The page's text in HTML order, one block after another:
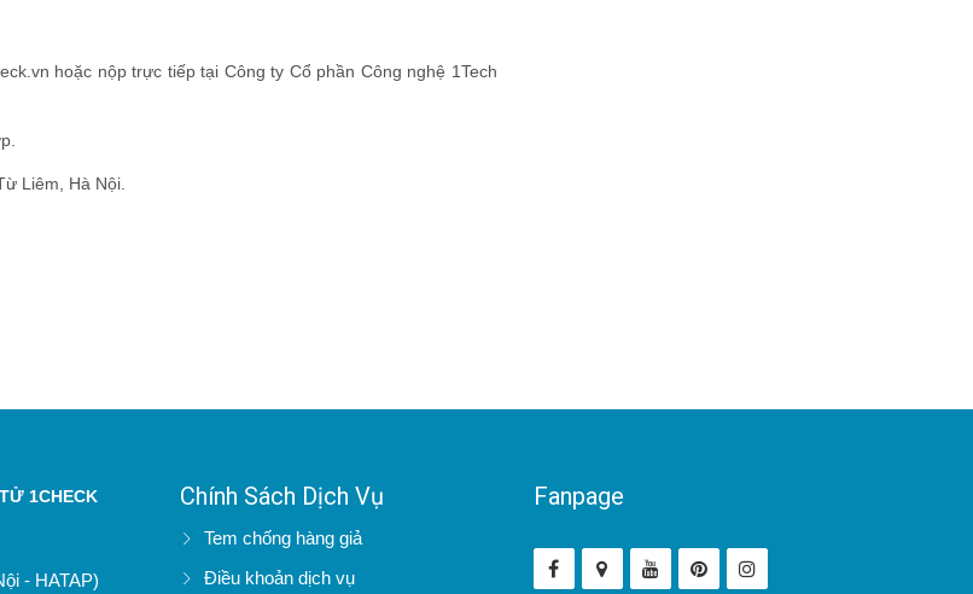
hoặc nộp trực tiếp tại Công ty Cổ phần Công nghệ 1Tech
Liêm, Hà Nội.
1CHECK
- HATAP)
Chính Sách Dịch Vụ
Tem chống hàng giả
Điều khoản dịch vụ
Fanpage